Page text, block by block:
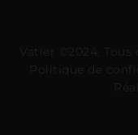
Vatier ©2024, Tous
Politique de